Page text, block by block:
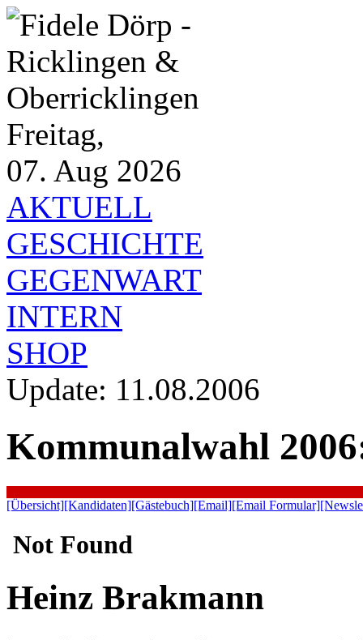
Freitag,
07. Aug 2026
AKTUELL
GESCHICHTE
GEGENWART
INTERN
SHOP
Update: 11.08.2006
Kommunalwahl
[Übersicht][Kandidaten][Gästebuch][Email][Email Formular]
Heinz Brakmann